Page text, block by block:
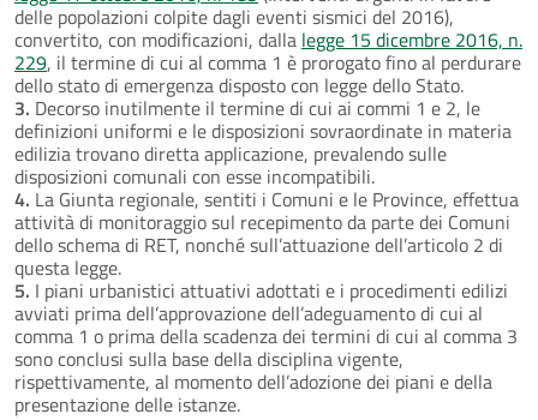
delle popolazioni colpite dagli eventi sismici del 2016),
convertito, con modificazioni, dalla legge 15 dicembre 2016, n.
229, il termine di cui al comma 1 è prorogato fino al perdurare
dello stato di emergenza disposto con legge dello Stato.
3. Decorso inutilmente il termine di cui ai commi 1 e 2, le
definizioni uniformi e le disposizioni sovraordinate in materia
edilizia trovano diretta applicazione, prevalendo sulle
disposizioni comunali con esse incompatibili.
4. La Giunta regionale, sentiti i Comuni e le Province, effettua
attività di monitoraggio sul recepimento da parte dei Comuni
dello schema di RET, nonché sull’attuazione dell’articolo 2 di
questa legge.
5. I piani urbanistici attuativi adottati e i procedimenti edilizi
avviati prima dell’approvazione dell’adeguamento di cui al
comma 1 o prima della scadenza dei termini di cui al comma 3
sono conclusi sulla base della disciplina vigente,
rispettivamente, al momento dell’adozione dei piani e della
presentazione delle istanze.